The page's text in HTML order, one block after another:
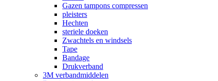
Gazen tampons compressen
pleisters
Hechten
steriele doeken
Zwachtels en windsels
Tape
Bandage
Drukverband
3M verbandmiddelen